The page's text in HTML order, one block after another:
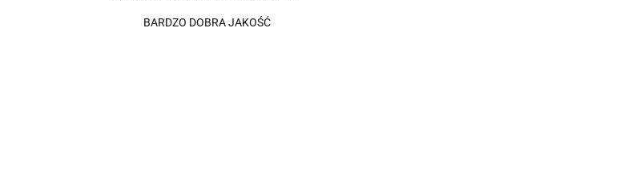
BARDZO DOBRA JAKOŚĆ